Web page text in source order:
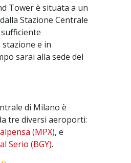
Tower è situata a un
Stazione Centrale
e in
sarai alla sede del
di Milano è
tre diversi aeroporti:
(MPX), e
Serio (BGY).